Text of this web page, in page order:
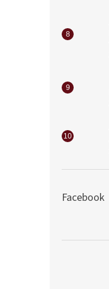
Facebook